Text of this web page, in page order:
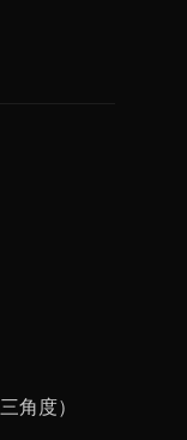
角度）